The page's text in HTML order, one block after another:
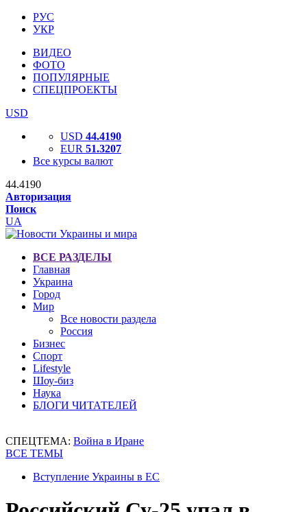
РУС
УКР
ВИДЕО
ФОТО
ПОПУЛЯРНЫЕ
СПЕЦПРОЕКТЫ
USD
USD 44.4190
EUR 51.3207
Все курсы валют
44.4190
Авторизация
Поиск
UA
ВСЕ РАЗДЕЛЫ
Главная
Украина
Город
Мир
Все новости раздела
Россия
Бизнес
Спорт
Lifestyle
Шоу-биз
Наука
БЛОГИ ЧИТАТЕЛЕЙ
СПЕЦТЕМА: Война в Иране
ВСЕ ТЕМЫ
Вступление Украины в ЕС